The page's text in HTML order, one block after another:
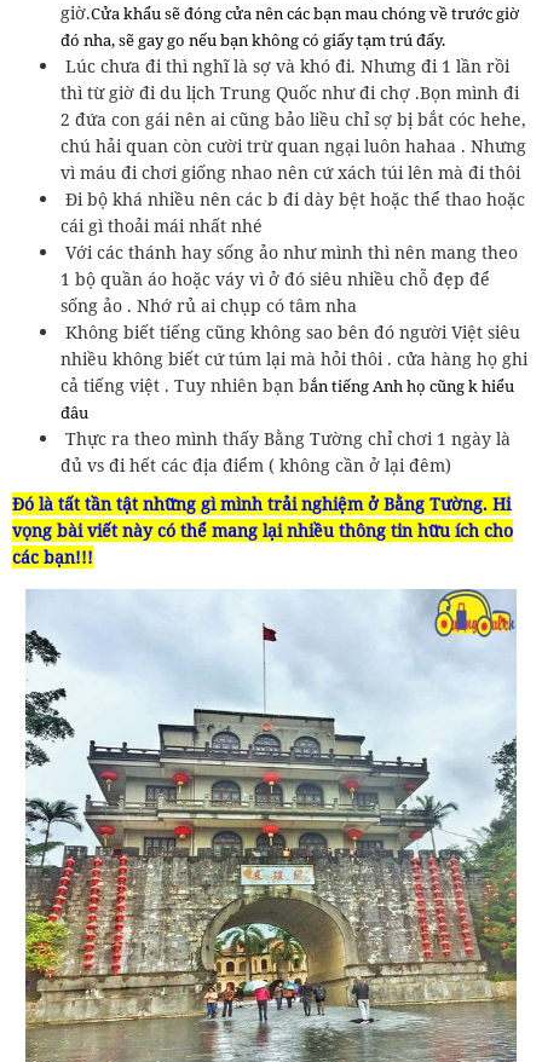
giờ.Cửa khẩu sẽ đóng cửa nên các bạn mau chóng về trước giờ
đó nha, sẽ gay go nếu bạn không có giấy tạm trú đấy.
Lúc chưa đi thì nghĩ là sợ và khó đi. Nhưng đi 1 lần rồi
thì từ giờ đi du lịch Trung Quốc như đi chợ .Bọn mình đi
2 đứa con gái nên ai cũng bảo liều chỉ sợ bị bắt cóc hehe,
chú hải quan còn cười trừ quan ngại luôn hahaa . Nhưng
vì máu đi chơi giống nhao nên cứ xách túi lên mà đi thôi
Đi bộ khá nhiều nên các b đi dày bệt hoặc thể thao hoặc
cái gì thoải mái nhất nhé
Với các thánh hay sống ảo như mình thì nên mang theo
1 bộ quần áo hoặc váy vì ở đó siêu nhiều chỗ đẹp để
sống ảo . Nhớ rủ ai chụp có tâm nha
Không biết tiếng cũng không sao bên đó người Việt siêu
nhiều không biết cứ túm lại mà hỏi thôi . cửa hàng họ ghi
cả tiếng việt . Tuy nhiên bạn bắn tiếng Anh họ cũng k hiểu
đâu
Thực ra theo mình thấy Bằng Tường chỉ chơi 1 ngày là
đủ vs đi hết các địa điểm ( không cần ở lại đêm)
Đó là tất tần tật những gì mình trải nghiệm ở Bằng Tường. Hi
vọng bài viết này có thể mang lại nhiều thông tin hữu ích cho
các bạn!!!